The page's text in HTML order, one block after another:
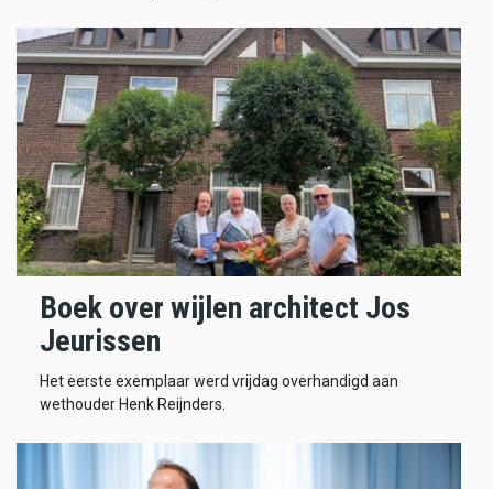
Boek over wijlen architect Jos
Jeurissen
Het eerste exemplaar werd vrijdag overhandigd aan
wethouder Henk Reijnders.